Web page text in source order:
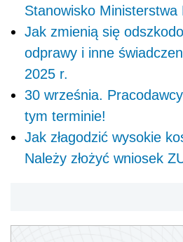
Stanowisko Ministerstwa
Jak zmienią się
odprawy i inne
2025 r.
30 września.
tym terminie!
Jak złagodzić wysokie
Należy złożyć wniosek